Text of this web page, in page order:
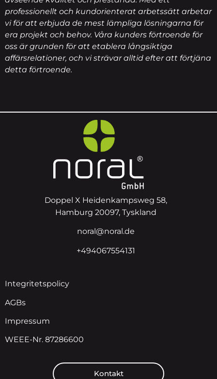
professionellt och kundorienterat arbetssätt arbetar
vi för att erbjuda de mest lämpliga lösningarna för
era projekt och behov. Våra kunders förtroende för
oss är grunden för att etablera långsiktiga
affärsrelationer, och vi strävar alltid efter att förtjäna
detta förtroende.
Doppel X Heidenkampsweg 58,
Hamburg 20097, Tyskland
noral@noral.de
+494067554131
Integritetspolicy
AGBs
Impressum
WEEE-Nr. 87286600
Kontakt